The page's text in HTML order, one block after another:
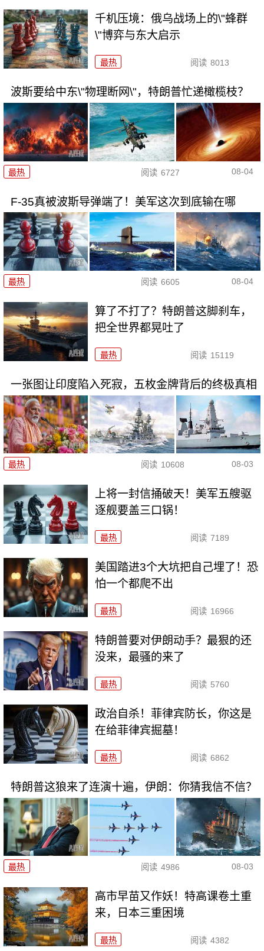
千机压境：俄乌战场上的\"蜂群
\"博弈与东大启示
最热 阅读 8013
波斯要给中东\"物理断网\"，特朗普忙递橄榄枝？
最热 阅读 6727 08-04
F-35真被波斯导弹端了！美军这次到底输在哪
最热 阅读 6605 08-04
算了不打了？特朗普这脚刹车，
把全世界都晃吐了
最热 阅读 15119
一张图让印度陷入死寂，五枚金牌背后的终极真相
最热 阅读 10608 08-03
上将一封信捅破天！美军五艘驱
逐舰要盖三口锅！
最热 阅读 7189
美国踏进3个大坑把自己埋了！恐
怕一个都爬不出
最热 阅读 16966
特朗普要对伊朗动手？最狠的还
没来，最骚的来了
最热 阅读 5760
政治自杀！菲律宾防长，你这是
在给菲律宾掘墓！
最热 阅读 6862
特朗普这狼来了连演十遍，伊朗：你猜我信不信？
最热 阅读 4986 08-03
高市早苗又作妖！特高课卷土重
来，日本三重困境
最热 阅读 4382